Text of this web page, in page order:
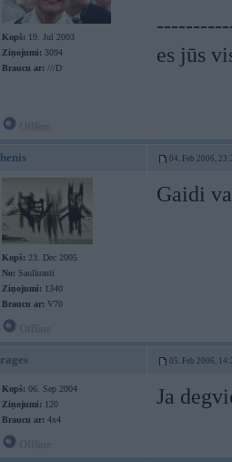
Kopš: 19. Jul 2003
Ziņojumi: 3094
Braucu ar: ///D
es jūs
henis 04. Feb 2006,
Kopš: 23. Dec 2005
No: Saulkrasti
Ziņojumi: 1340
Braucu ar: V70
Gaidi
rages 05. Feb 2006,
Kopš: 06. Sep 2004
Ziņojumi: 120
Braucu ar: 4x4
Ja